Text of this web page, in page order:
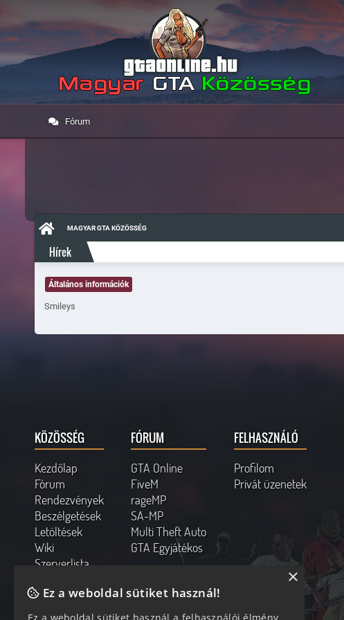
Fórum
MAGYAR GTA KÖZÖSSÉG
Hírek
Általános információk
Smileys
KÖZÖSSÉG
Kezdőlap
Fórum
Rendezvények
Beszélgetések
Letöltések
Wiki
Szerverlista
FÓRUM
GTA Online
FiveM
rageMP
SA-MP
Multi Theft Auto
GTA Egyjátékos
FELHASZNÁLÓ
Profilom
Privát üzenetek
Online felhasználók
Ez a weboldal sütiket használ!
×